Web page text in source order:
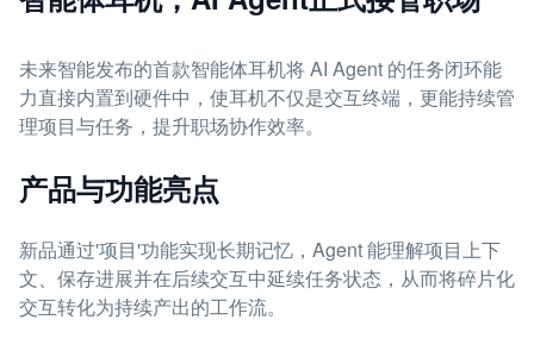
未来智能发布的首款智能体耳机将 AI Agent 的任务闭环能
力直接内置到硬件中，使耳机不仅是交互终端，更能持续管
理项目与任务，提升职场协作效率。
产品与功能亮点
新品通过'项目'功能实现长期记忆，Agent 能理解项目上下
文、保存进展并在后续交互中延续任务状态，从而将碎片化
交互转化为持续产出的工作流。